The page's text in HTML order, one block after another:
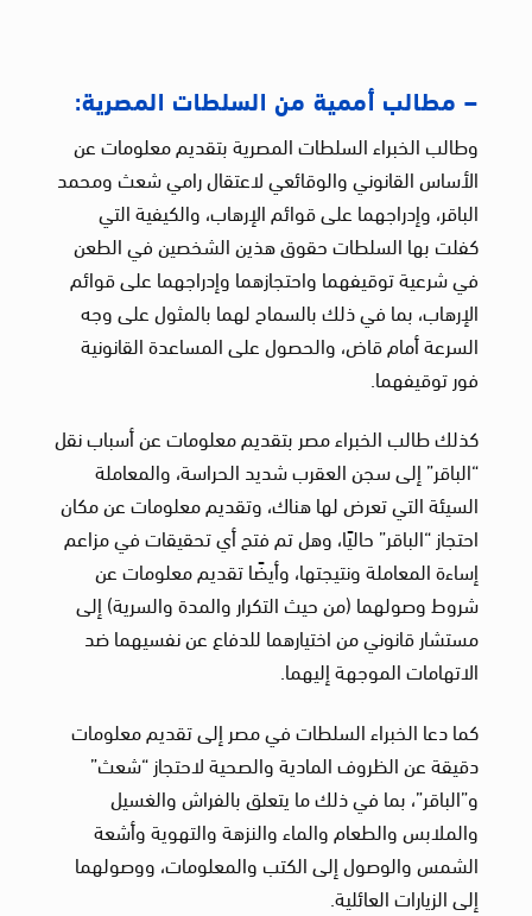
– مطالب أممية من السلطات المصرية:
وطالب الخبراء السلطات المصرية بتقديم معلومات عن
الأساس القانوني والوقائعي لاعتقال رامي شعث ومحمد
الباقر، وإدراجهما على قوائم الإرهاب، والكيفية التي
كفلت بها السلطات حقوق هذين الشخصين في الطعن
في شرعية توقيفهما واحتجازهما وإدراجهما على قوائم
الإرهاب، بما في ذلك بالسماح لهما بالمثول على وجه
السرعة أمام قاض، والحصول على المساعدة القانونية
فور توقيفهما.
كذلك طالب الخبراء مصر بتقديم معلومات عن أسباب نقل
“الباقر” إلى سجن العقرب شديد الحراسة، والمعاملة
السيئة التي تعرض لها هناك، وتقديم معلومات عن مكان
احتجاز “الباقر” حاليًا، وهل تم فتح أي تحقيقات في مزاعم
إساءة المعاملة ونتيجتها، وأيضًا تقديم معلومات عن
شروط وصولهما (من حيث التكرار والمدة والسرية) إلى
مستشار قانوني من اختيارهما للدفاع عن نفسيهما ضد
الاتهامات الموجهة إليهما.
كما دعا الخبراء السلطات في مصر إلى تقديم معلومات
دقيقة عن الظروف المادية والصحية لاحتجاز “شعث”
و”الباقر”، بما في ذلك ما يتعلق بالفراش والغسيل
والملابس والطعام والماء والنزهة والتهوية وأشعة
الشمس والوصول إلى الكتب والمعلومات، ووصولهما
إلى الزيارات العائلية.